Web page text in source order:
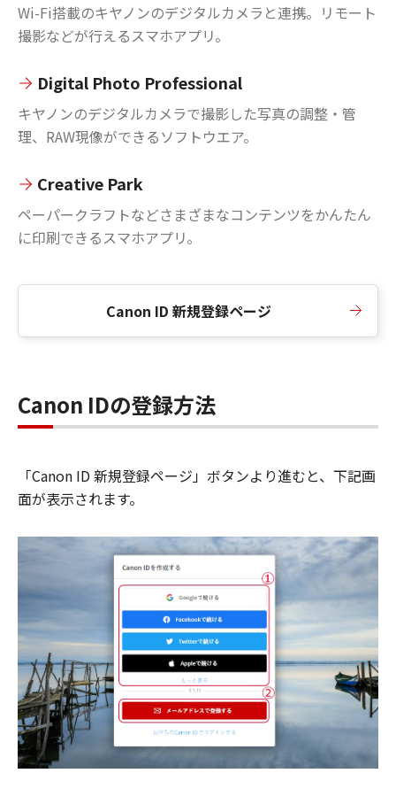
Wi-Fi搭載のキヤノンのデジタルカメラと連携。リモート
撮影などが行えるスマホアプリ。
Digital Photo Professional
キヤノンのデジタルカメラで撮影した写真の調整・管
理、RAW現像ができるソフトウエア。
Creative Park
ペーパークラフトなどさまざまなコンテンツをかんたん
に印刷できるスマホアプリ。
Canon ID 新規登録ページ
Canon IDの登録方法
「Canon ID 新規登録ページ」ボタンより進むと、下記画
面が表示されます。